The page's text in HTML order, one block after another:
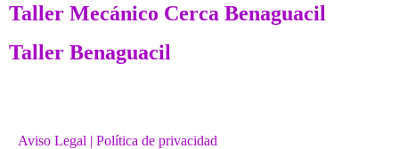
Taller Mecánico Cerca Benaguacil
Taller Benaguacil
Aviso Legal | Política de privacidad